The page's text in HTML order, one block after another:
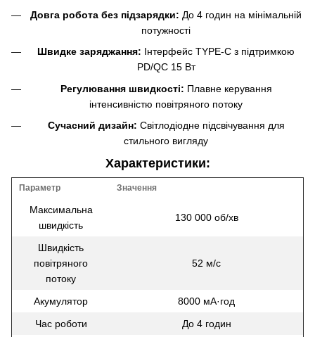
Довга робота без підзарядки: До 4 годин на мінімальній
потужності
Швидке заряджання: Інтерфейс TYPE-C з підтримкою
PD/QC 15 Вт
Регулювання швидкості: Плавне керування
інтенсивністю повітряного потоку
Сучасний дизайн: Світлодіодне підсвічування для
стильного вигляду
Характеристики:
Параметр Значення
Максимальна
швидкість
130 000 об/хв
Швидкість
повітряного
потоку
52 м/с
Акумулятор
8000 мА·год
Час роботи
До 4 годин